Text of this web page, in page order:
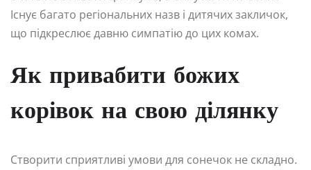
Існує багато регіональних назв і дитячих закличок,
що підкреслює давню симпатію до цих комах.
Як привабити божих
корівок на свою ділянку
Створити сприятливі умови для сонечок не складно.